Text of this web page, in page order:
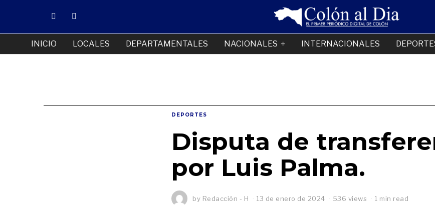
INICIO LOCALES DEPARTAMENTALES NACIONALES INTERNACIONALES
DEPORTES
Disputa de
por Luis Palma.
by Redacción - H 13 de enero de 2024 536 views 1 min read